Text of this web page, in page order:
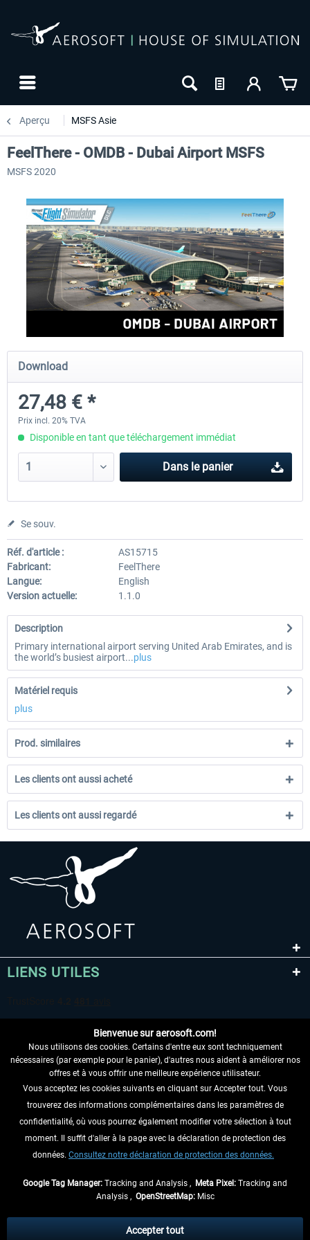
Aperçu MSFS Asie
Aerosoft Mt. Everest Airports Vol. 1 -
10,03 € *
FeelThere - OMDB - Dubai Airport MSFS
MSFS 2020
Download
27,48 € *
Prix incl. 20% TVA
Disponible en tant que téléchargement immédiat
Dans le panier
Se souv.
Réf. d'article :
AS15715
Fabricant:
FeelThere
Langue:
English
Version actuelle:
1.1.0
Description
Primary international airport serving United Arab Emirates, and is
the world’s busiest airport...plus
Matériel requis
plus
Prod. similaires
Les clients ont aussi acheté
Les clients ont aussi regardé
LIENS UTILES
RENONCER AU CONTRAT ICI
INFORMATIONS
NE MANQUEZ PAS LES DERNIÈRES
échéant, frais de remboursement, si aucune description contraire.
Bienvenue sur aerosoft.com!
Nous utilisons des cookies. Certains d'entre eux sont techniquement
nécessaires (par exemple pour le panier), d'autres nous aident à améliorer nos
offres et à vous offrir une meilleure expérience utilisateur.
Vous acceptez les cookies suivants en cliquant sur Accepter tout. Vous
trouverez des informations complémentaires dans les paramètres de
confidentialité, où vous pourrez également modifier votre sélection à tout
moment. Il suffit d'aller à la page avec la déclaration de protection des
données. Consultez notre déclaration de protection des données.
Google Tag Manager: Tracking and Analysis , Meta Pixel: Tracking and
Analysis , OpenStreetMap:Misc
Accepter tout